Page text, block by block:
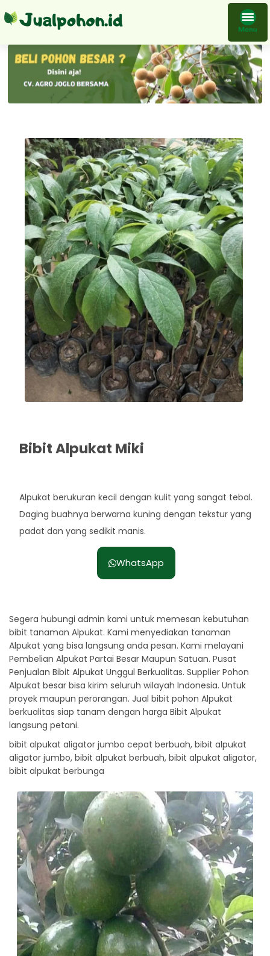
Tanaman Buah Alpukat Bibit Super Genjah Melayani Proyek Penghijauan
Bibit Alpukat Miki
Alpukat berukuran kecil dengan kulit yang sangat tebal.
Daging buahnya berwarna kuning dengan tekstur yang
padat dan yang sedikit manis.
WhatsApp
Segera hubungi admin kami untuk memesan kebutuhan
bibit tanaman Alpukat. Kami menyediakan tanaman
Alpukat yang bisa langsung anda pesan. Kami melayani
Pembelian Alpukat Partai Besar Maupun Satuan. Pusat
Penjualan Bibit Alpukat Unggul Berkualitas. Supplier Pohon
Alpukat besar bisa kirim seluruh wilayah Indonesia. Untuk
proyek maupun perorangan. Jual bibit pohon Alpukat
berkualitas siap tanam dengan harga Bibit Alpukat
langsung petani.
bibit alpukat aligator jumbo cepat berbuah, bibit alpukat
aligator jumbo, bibit alpukat berbuah, bibit alpukat aligator,
bibit alpukat berbunga